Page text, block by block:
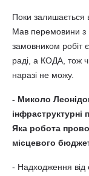
Поки залишається
Мав перемовини з
замовником робіт є
раді, а КОДА, тож
наразі не можу.
- Миколо
інфраструктурні
Яка робота
місцевого
- Надходження від